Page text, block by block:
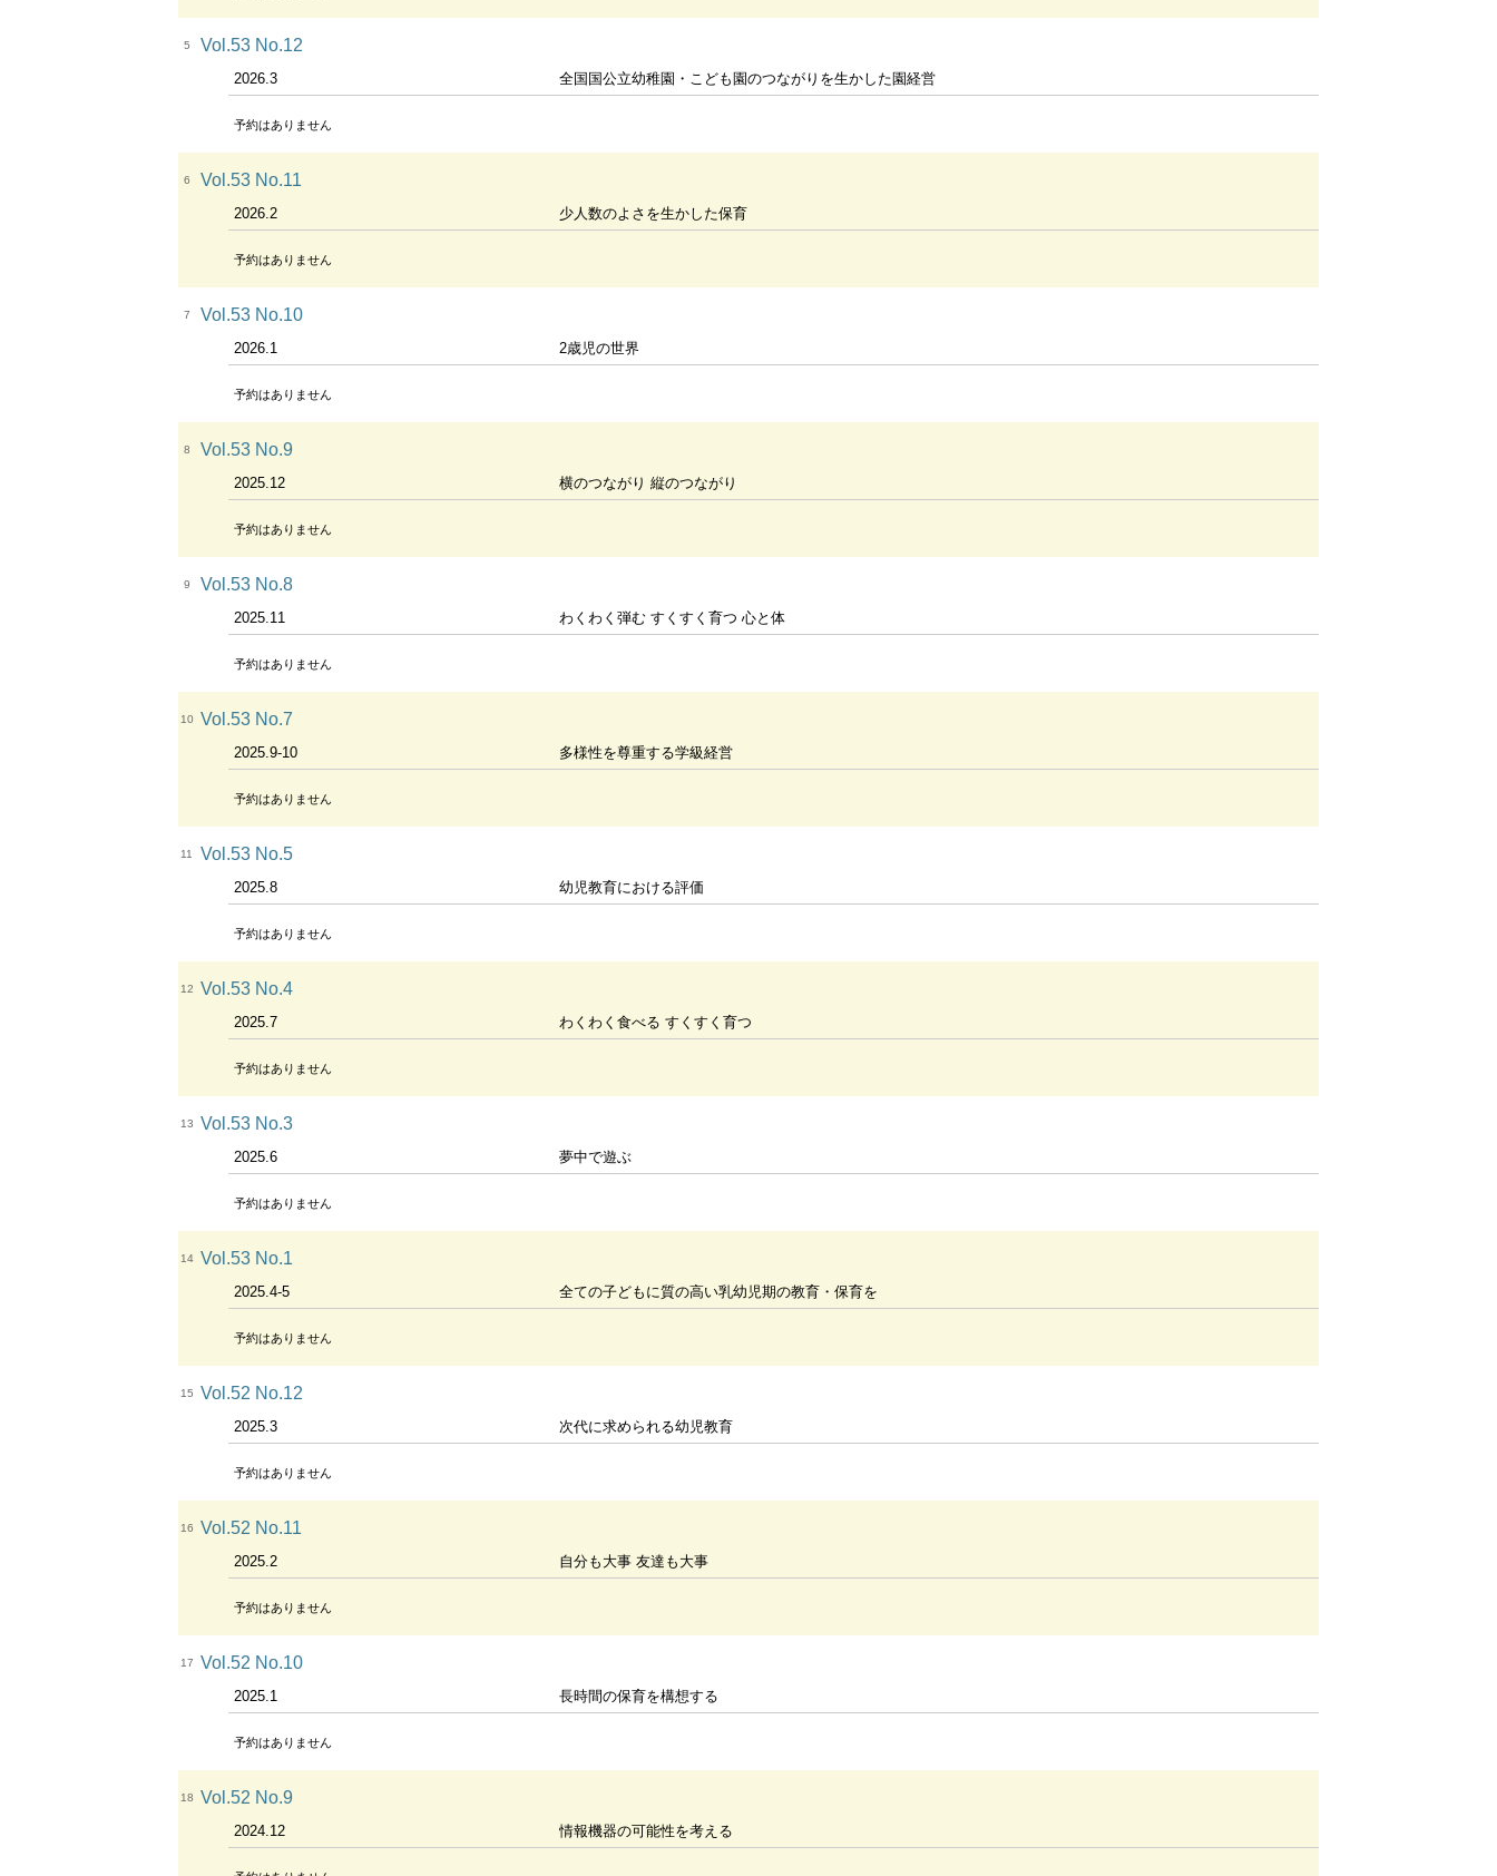
5 Vol.53 No.12
2026.3 全国国公立幼稚園・こども園のつながりを生かした園経営
予約はありません
6 Vol.53 No.11
2026.2 少人数のよさを生かした保育
予約はありません
7 Vol.53 No.10
2026.1 2歳児の世界
予約はありません
8 Vol.53 No.9
2025.12 横のつながり 縦のつながり
予約はありません
9 Vol.53 No.8
2025.11 わくわく弾む すくすく育つ 心と体
予約はありません
10 Vol.53 No.7
2025.9-10 多様性を尊重する学級経営
予約はありません
11 Vol.53 No.5
2025.8 幼児教育における評価
予約はありません
12 Vol.53 No.4
2025.7 わくわく食べる すくすく育つ
予約はありません
13 Vol.53 No.3
2025.6 夢中で遊ぶ
予約はありません
14 Vol.53 No.1
2025.4-5 全ての子どもに質の高い乳幼児期の教育・保育を
予約はありません
15 Vol.52 No.12
2025.3 次代に求められる幼児教育
予約はありません
16 Vol.52 No.11
2025.2 自分も大事 友達も大事
予約はありません
17 Vol.52 No.10
2025.1 長時間の保育を構想する
予約はありません
18 Vol.52 No.9
2024.12 情報機器の可能性を考える